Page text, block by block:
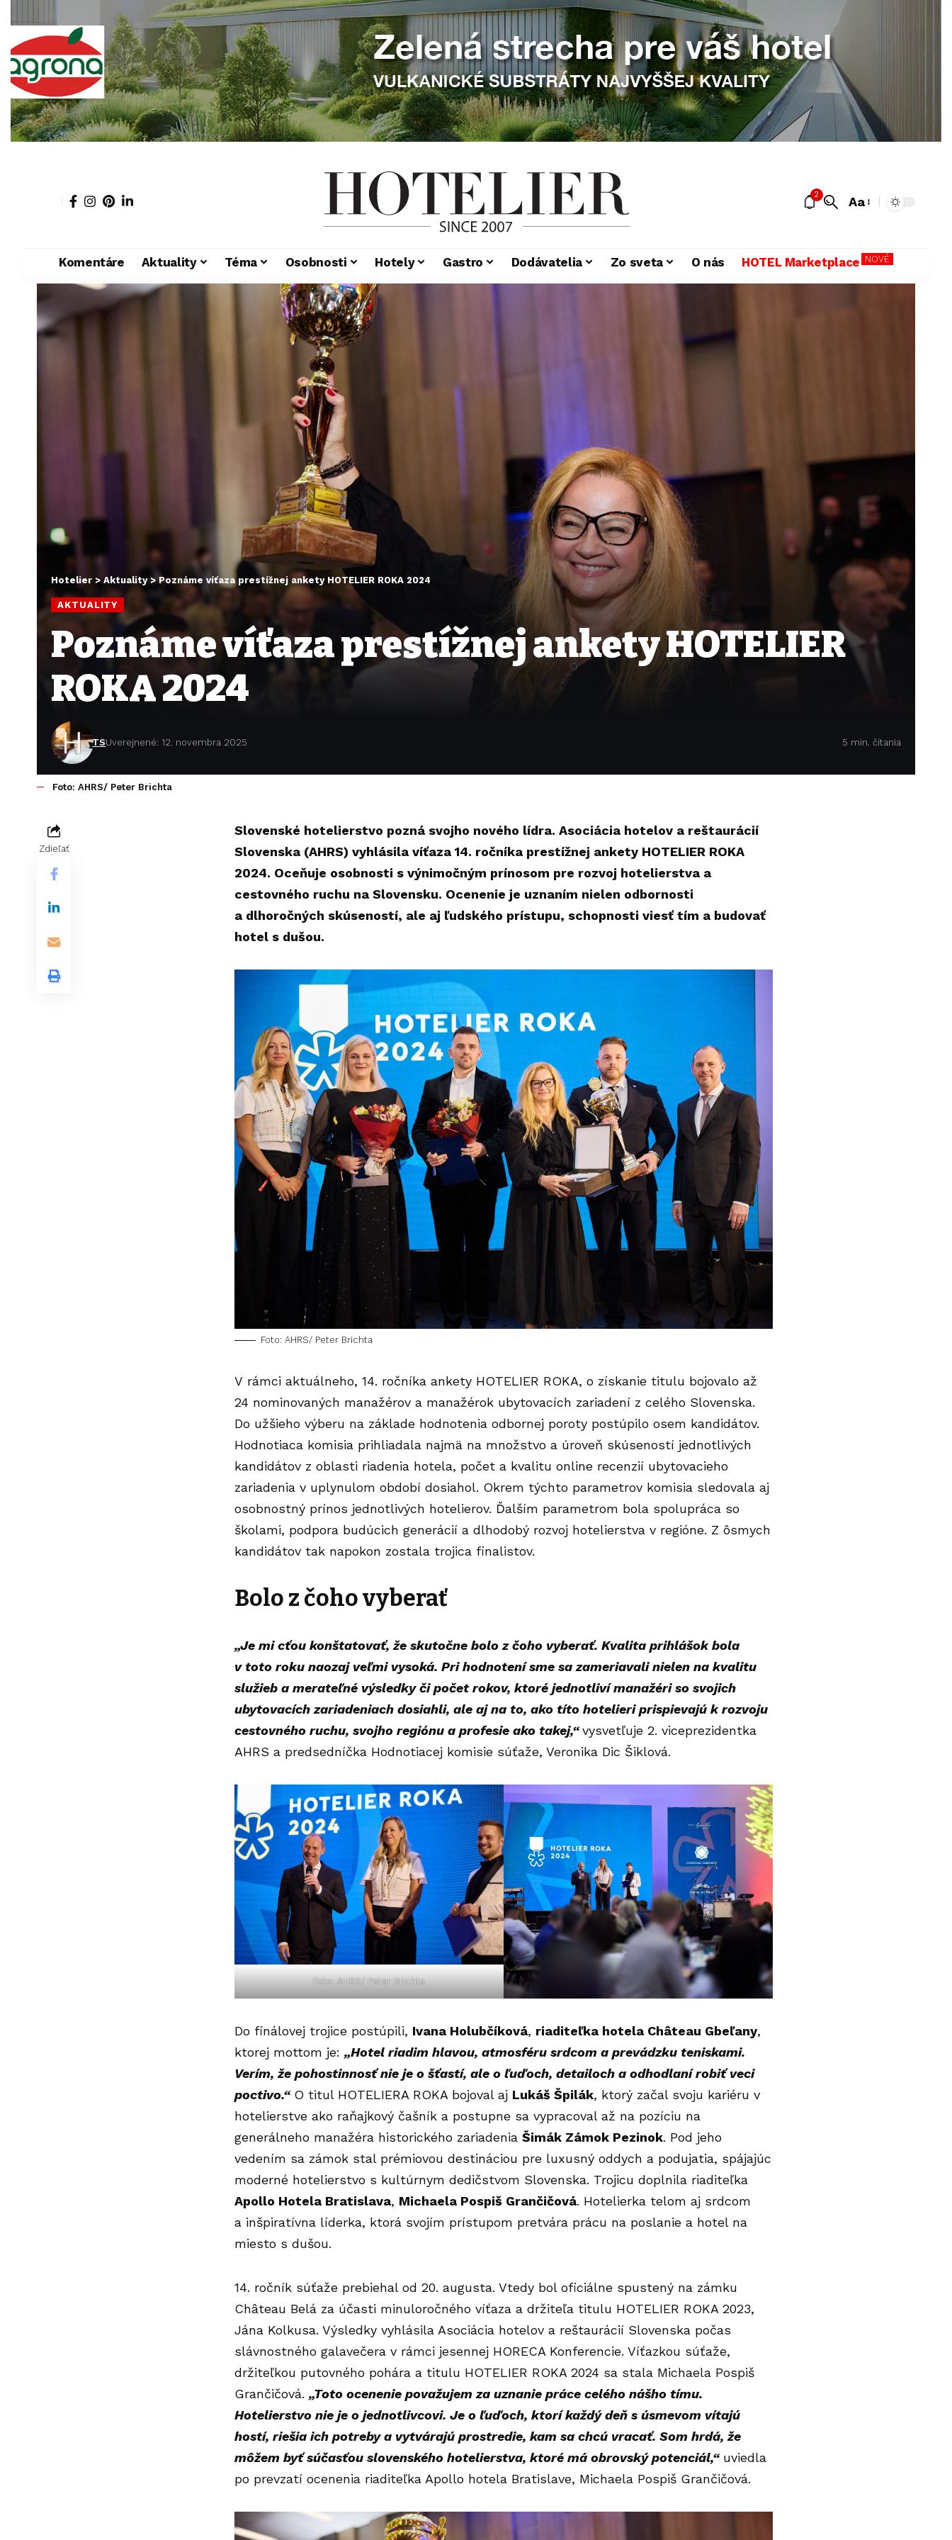
2 Aa
Komentáre Aktuality Téma Osobnosti Hotely Gastro Dodávatelia Zo sveta O nás HOTEL Marketplace NOVÉ
Hotelier >Aktuality>Poznáme víťaza prestížnej ankety HOTELIER ROKA 2024
AKTUALITY
Poznáme víťaza prestížnej ankety HOTELIER
ROKA 2024
TSUverejnené: 12. novembra 2025 5 min. čítania
Foto: AHRS/ Peter Brichta
Zdieľať
Slovenské hotelierstvo pozná svojho nového lídra. Asociácia hotelov a reštaurácií
Slovenska (AHRS) vyhlásila víťaza 14. ročníka prestížnej ankety HOTELIER ROKA
2024. Oceňuje osobnosti s výnimočným prínosom pre rozvoj hotelierstva a
cestovného ruchu na Slovensku. Ocenenie je uznaním nielen odbornosti
a dlhoročných skúseností, ale aj ľudského prístupu, schopnosti viesť tím a budovať
hotel s dušou.
Foto: AHRS/ Peter Brichta
V rámci aktuálneho, 14. ročníka ankety HOTELIER ROKA, o získanie titulu bojovalo až
24 nominovaných manažérov a manažérok ubytovacích zariadení z celého Slovenska.
Do užšieho výberu na základe hodnotenia odbornej poroty postúpilo osem kandidátov.
Hodnotiaca komisia prihliadala najmä na množstvo a úroveň skúseností jednotlivých
kandidátov z oblasti riadenia hotela, počet a kvalitu online recenzií ubytovacieho
zariadenia v uplynulom období dosiahol. Okrem týchto parametrov komisia sledovala aj
osobnostný prínos jednotlivých hotelierov. Ďalším parametrom bola spolupráca so
školami, podpora budúcich generácií a dlhodobý rozvoj hotelierstva v regióne. Z ôsmych
kandidátov tak napokon zostala trojica finalistov.
Bolo z čoho vyberať
„Je mi cťou konštatovať, že skutočne bolo z čoho vyberať. Kvalita prihlášok bola
v toto roku naozaj veľmi vysoká. Pri hodnotení sme sa zameriavali nielen na kvalitu
služieb a merateľné výsledky či počet rokov, ktoré jednotliví manažéri so svojich
ubytovacích zariadeniach dosiahli, ale aj na to, ako títo hotelieri prispievajú k rozvoju
cestovného ruchu, svojho regiónu a profesie ako takej,“vysvetľuje 2. viceprezidentka
AHRS a predsedníčka Hodnotiacej komisie súťaže, Veronika Dic Šiklová.
Foto: AHRS/ Peter Brichta
Do finálovej trojice postúpili, Ivana Holubčíková, riaditeľka hotela Château Gbeľany,
ktorej mottom je: „Hotel riadim hlavou, atmosféru srdcom a prevádzku teniskami.
Verím, že pohostinnosť nie je o šťastí, ale o ľuďoch, detailoch a odhodlaní robiť veci
poctivo.“O titul HOTELIERA ROKA bojoval aj Lukáš Špilák, ktorý začal svoju kariéru v
hotelierstve ako raňajkový čašník a postupne sa vypracoval až na pozíciu na
generálneho manažéra historického zariadenia Šimák Zámok Pezinok. Pod jeho
vedením sa zámok stal prémiovou destináciou pre luxusný oddych a podujatia, spájajúc
moderné hotelierstvo s kultúrnym dedičstvom Slovenska. Trojicu doplnila riaditeľka
Apollo Hotela Bratislava, Michaela Pospiš Grančičová. Hotelierka telom aj srdcom
a inšpiratívna líderka, ktorá svojím prístupom pretvára prácu na poslanie a hotel na
miesto s dušou.
14. ročník súťaže prebiehal od 20. augusta. Vtedy bol oficiálne spustený na zámku
Château Belá za účasti minuloročného víťaza a držiteľa titulu HOTELIER ROKA 2023,
Jána Kolkusa. Výsledky vyhlásila Asociácia hotelov a reštaurácií Slovenska počas
slávnostného galavečera v rámci jesennej HORECA Konferencie. Víťazkou súťaže,
držiteľkou putovného pohára a titulu HOTELIER ROKA 2024 sa stala Michaela Pospiš
Grančičová. „Toto ocenenie považujem za uznanie práce celého nášho tímu.
Hotelierstvo nie je o jednotlivcovi. Je o ľuďoch, ktorí každý deň s úsmevom vítajú
hostí, riešia ich potreby a vytvárajú prostredie, kam sa chcú vracať. Som hrdá, že
môžem byť súčasťou slovenského hotelierstva, ktoré má obrovský potenciál,“uviedla
po prevzatí ocenenia riaditeľka Apollo hotela Bratislave, Michaela Pospiš Grančičová.